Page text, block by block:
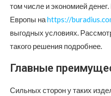
том числе и экономией
Европы наhttps://
выгодных условиях.
такого решения подробнее.
Главные
Сильных сторон у таких